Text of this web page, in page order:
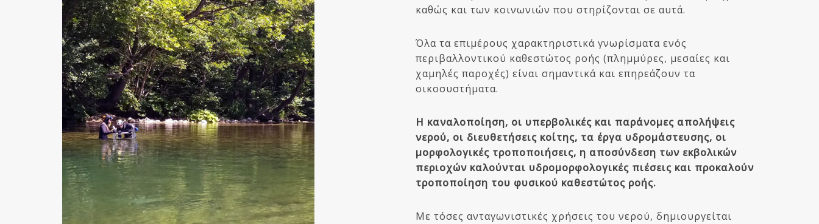
καθώς και των κοινωνιών που στηρίζονται σε αυτά.
Όλα τα επιμέρους χαρακτηριστικά γνωρίσματα ενός
περιβαλλοντικού καθεστώτος ροής (πλημμύρες, μεσαίες και
χαμηλές παροχές) είναι σημαντικά και επηρεάζουν τα
οικοσυστήματα.
Η καναλοποίηση, οι υπερβολικές και παράνομες απολήψεις
νερού, οι διευθετήσεις κοίτης, τα έργα υδρομάστευσης, οι
μορφολογικές τροποποιήσεις, η αποσύνδεση των εκβολικών
περιοχών καλούνται υδρομορφολογικές πιέσεις και προκαλούν
τροποποίηση του φυσικού καθεστώτος ροής.
Με τόσες ανταγωνιστικές χρήσεις του νερού, δημιουργείται